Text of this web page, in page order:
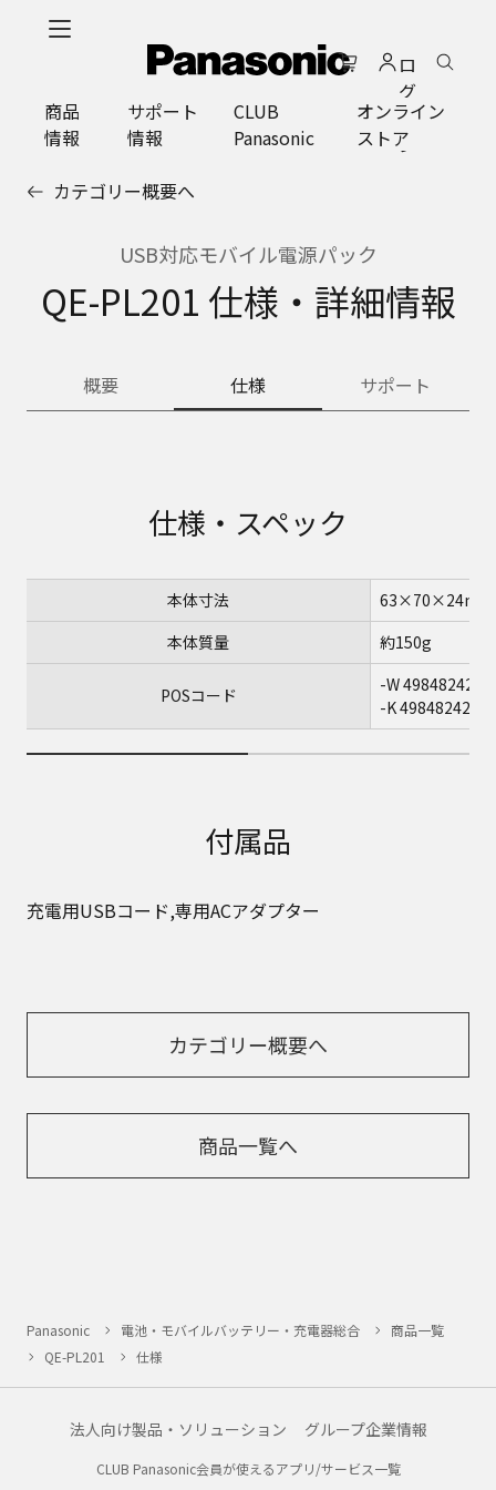
ロ
グ
イ
ン
商品
情報
サポート
情報
CLUB
Panasonic
オンライン
ストア
カテゴリー概要へ
USB対応モバイル電源パック
QE-PL201 仕様・詳細情報
概要 仕様 サポート
仕様・スペック
本体寸法
63×70×24mm
本体質量
約150g
POSコード
-W
-K
付属品
充電用USBコード,専用ACアダプター
カテゴリー概要へ
商品一覧へ
Panasonic 電池・モバイルバッテリー・充電器総合
商品一覧
QE-PL201
仕様
法人向け製品・ソリューション グループ企業情報
CLUB Panasonic会員が使えるアプリ/サービス一覧